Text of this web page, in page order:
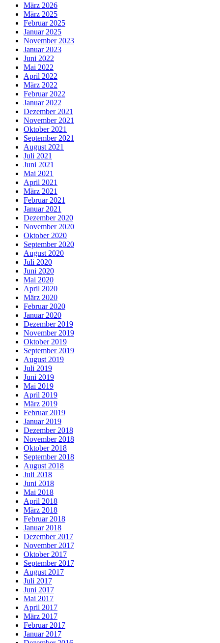
März 2026
März 2025
Februar 2025
Januar 2025
November 2023
Januar 2023
Juni 2022
Mai 2022
April 2022
März 2022
Februar 2022
Januar 2022
Dezember 2021
November 2021
Oktober 2021
September 2021
August 2021
Juli 2021
Juni 2021
Mai 2021
April 2021
März 2021
Februar 2021
Januar 2021
Dezember 2020
November 2020
Oktober 2020
September 2020
August 2020
Juli 2020
Juni 2020
Mai 2020
April 2020
März 2020
Februar 2020
Januar 2020
Dezember 2019
November 2019
Oktober 2019
September 2019
August 2019
Juli 2019
Juni 2019
Mai 2019
April 2019
März 2019
Februar 2019
Januar 2019
Dezember 2018
November 2018
Oktober 2018
September 2018
August 2018
Juli 2018
Juni 2018
Mai 2018
April 2018
März 2018
Februar 2018
Januar 2018
Dezember 2017
November 2017
Oktober 2017
September 2017
August 2017
Juli 2017
Juni 2017
Mai 2017
April 2017
März 2017
Februar 2017
Januar 2017